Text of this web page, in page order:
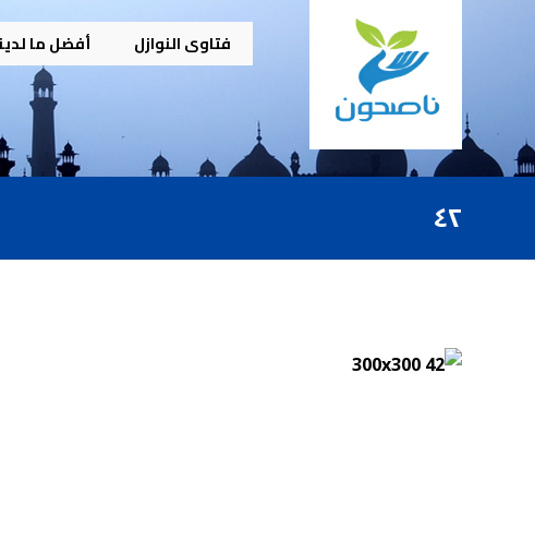
فتاوى النوازل أفضل ما
٤٢